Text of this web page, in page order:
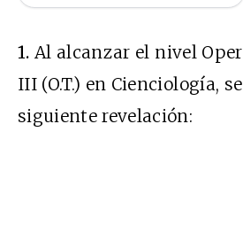
1. Al alcanzar el nivel
III (O.T.) en Cienciología,
siguiente revelación: